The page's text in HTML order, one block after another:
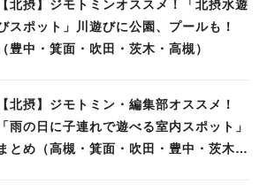
【北摂】ジモトミンオススメ！「北摂水遊
スポット」川遊びに公園、プールも！
（豊中・箕面・吹田・茨木・高槻）
【北摂】ジモトミン・編集部オススメ！
「雨の日に子連れで遊べる室内スポット」
とめ（高槻・箕面・吹田・豊中・茨木・